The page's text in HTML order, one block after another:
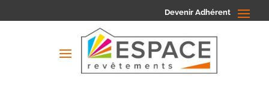
Devenir Adhérent